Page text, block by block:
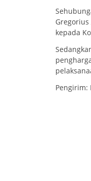
kepada
Pengirim: